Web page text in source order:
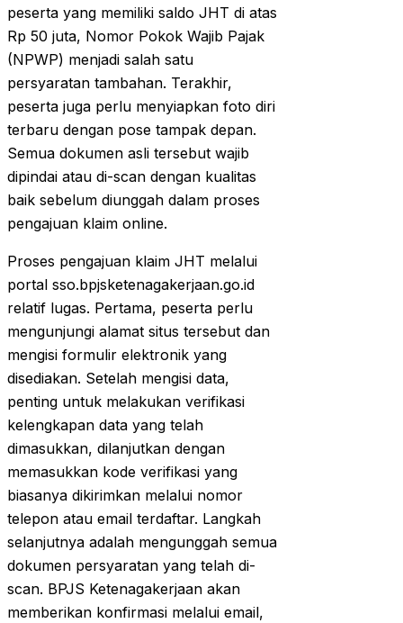
peserta yang memiliki saldo JHT di atas
Rp 50 juta, Nomor Pokok Wajib Pajak
(NPWP) menjadi salah satu
persyaratan tambahan. Terakhir,
peserta juga perlu menyiapkan foto diri
terbaru dengan pose tampak depan.
Semua dokumen asli tersebut wajib
dipindai atau di-scan dengan kualitas
baik sebelum diunggah dalam proses
pengajuan klaim online.
Proses pengajuan klaim JHT melalui
portal sso.bpjsketenagakerjaan.go.id
relatif lugas. Pertama, peserta perlu
mengunjungi alamat situs tersebut dan
mengisi formulir elektronik yang
disediakan. Setelah mengisi data,
penting untuk melakukan verifikasi
kelengkapan data yang telah
dimasukkan, dilanjutkan dengan
memasukkan kode verifikasi yang
biasanya dikirimkan melalui nomor
telepon atau email terdaftar. Langkah
selanjutnya adalah mengunggah semua
dokumen persyaratan yang telah di-
scan. BPJS Ketenagakerjaan akan
memberikan konfirmasi melalui email,